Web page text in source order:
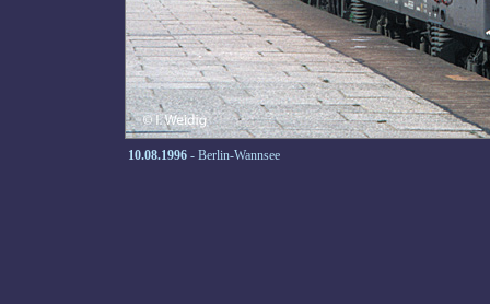
10.08.1996 - Berlin-Wannsee